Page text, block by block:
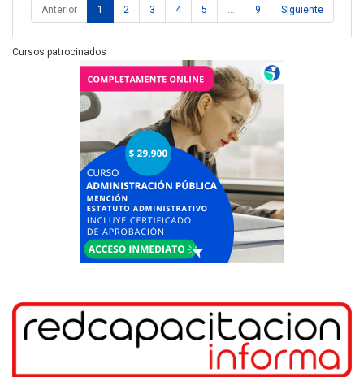
Anterior
1 2 3 4 5 … 9 Siguiente
Cursos patrocinados